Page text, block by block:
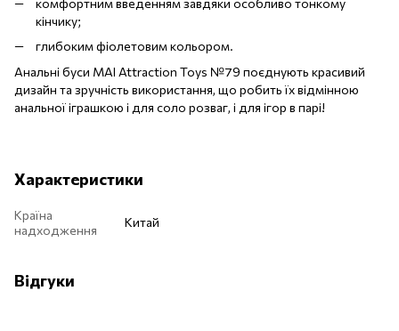
кінчику;
глибоким фіолетовим кольором.
Анальні буси MAI Attraction Toys №79 поєднують красивий
дизайн та зручність використання, що робить їх відмінною
анальної іграшкою і для соло розваг, і для ігор в парі!
Характеристики
Країна
надходження
Китай
Відгуки